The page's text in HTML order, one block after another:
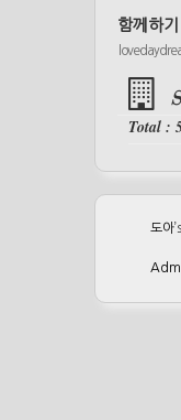
함께하기
Total :
도아